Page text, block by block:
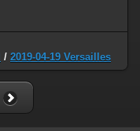
/ 2019-04-19 Versailles